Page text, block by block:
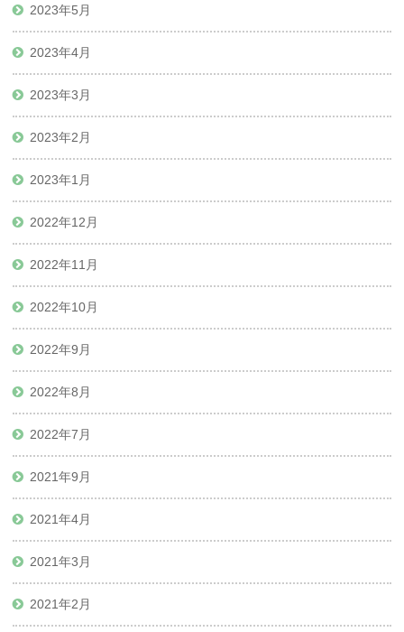
2023年5月
2023年4月
2023年3月
2023年2月
2023年1月
2022年12月
2022年11月
2022年10月
2022年9月
2022年8月
2022年7月
2021年9月
2021年4月
2021年3月
2021年2月